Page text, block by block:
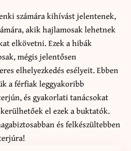
számára kihívást jelentenek,
akik hajlamosak lehetnek
elkövetni. Ezek a hibák
mégis jelentősen
elhelyezkedés esélyeit. Ebben
a férfiak leggyakoribb
és gyakorlati tanácsokat
el ezek a buktatók.
és felkészültebben